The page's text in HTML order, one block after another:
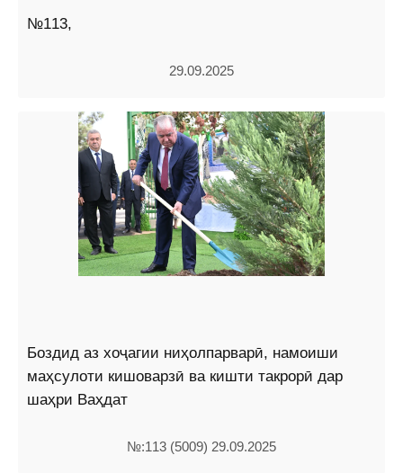
№113,
29.09.2025
Боздид аз хоҷагии ниҳолпарварӣ, намоиши
маҳсулоти кишоварзӣ ва кишти такрорӣ дар
шаҳри Ваҳдат
№:113 (5009) 29.09.2025